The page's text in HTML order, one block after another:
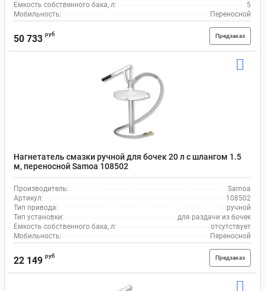
Емкость собственного бака, л:
5
Мобильность:
Переносной
50 733 руб Предзаказ
Нагнетатель смазки ручной для бочек 20 л с шлангом 1.5
м, переносной Samoa 108502
Производитель:
Samoa
Артикул:
108502
Тип привода:
ручной
Тип установки:
для раздачи из бочек
Емкость собственного бака, л:
отсутствует
Мобильность:
Переносной
22 149 руб Предзаказ